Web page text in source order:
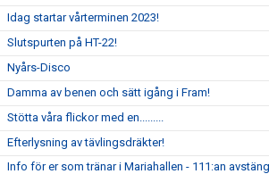
Idag startar vårterminen 2023!
Slutspurten på HT-22!
Nyårs-Disco
Damma av benen och sätt igång i Fram!
Stötta våra flickor med en.........
Efterlysning av tävlingsdräkter!
Info för er som tränar i Mariahallen - 111:an